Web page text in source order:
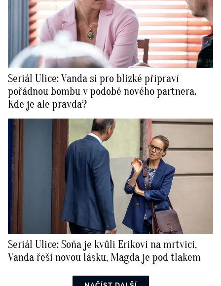
Seriál Ulice: Vanda si pro blízké připraví
pořádnou bombu v podobě nového partnera.
Kde je ale pravda?
Seriál Ulice: Soňa je kvůli Erikovi na mrtvici,
Vanda řeší novou lásku, Magda je pod tlakem